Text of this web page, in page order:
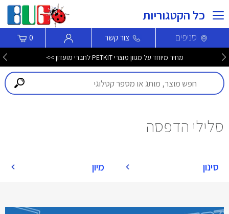
כל הקטגוריות
סניפים צור קשר 0
מחיר מיוחד על מגוון מוצרי PETKIT לחברי מועדון >>
סלילי הדפסה
סינון מיון